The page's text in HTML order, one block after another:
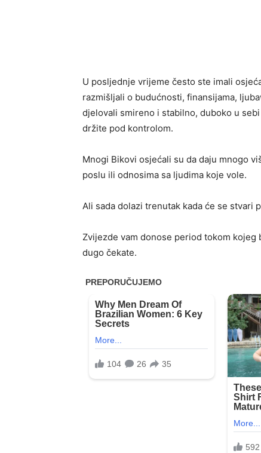
U posljednje vrijeme često ste imali
razmišljali o budućnosti, finansijama,
djelovali smireno i stabilno, duboko u
držite pod kontrolom.
Mnogi Bikovi osjećali su da daju mnogo
poslu ili odnosima sa ljudima koje vole.
Ali sada dolazi trenutak kada će se stvari
Zvijezde vam donose period tokom
dugo čekate.